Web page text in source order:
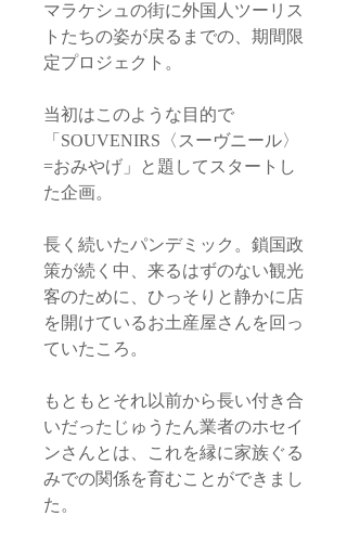
マラケシュの街に外国人ツーリス
トたちの姿が戻るまでの、期間限
定プロジェクト。
当初はこのような目的で
「SOUVENIRS〈スーヴニール〉
=おみやげ」と題してスタートし
た企画。
長く続いたパンデミック。鎖国政
策が続く中、来るはずのない観光
客のために、ひっそりと静かに店
を開けているお土産屋さんを回っ
ていたころ。
もともとそれ以前から長い付き合
いだったじゅうたん業者のホセイ
ンさんとは、これを縁に家族ぐる
みでの関係を育むことができまし
た。